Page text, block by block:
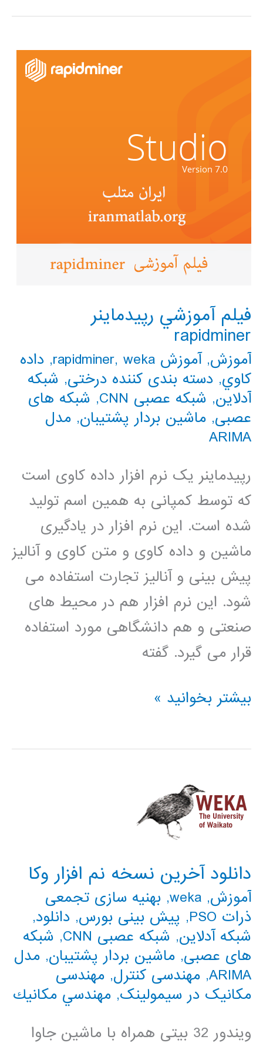
وارد
اکسل
فيلم آموزشي رپيدماينر
rapidminer
آموزش,آموزش rapidminer , weka
, داده
كاوي, دسته بندی کننده درختی, شبکه
آدلاین, شبکه عصبی CNN , شبکه های
عصبی, ماشین بردار پشتیبان, مدل
ARIMA
رپیدماینر یک نرم افزار داده کاوی است
که توسط کمپانی به همین اسم تولید
شده است. این نرم افزار در یادگیری
ماشین و داده کاوی و متن کاوی و آنالیز
پیش بینی و آنالیز تجارت استفاده می
شود. این نرم افزار هم در محیط های
صنعتی و هم دانشگاهی مورد استفاده
قرار می گیرد. گفته
فيلم
رپيدماينر
بیشتر بخوانید »
دانلود آخرین نسخه نم افزار وکا
آموزش,
weka
, بهنیه سازی تجمعی
ذرات PSO
, پیش بینی بورس, دانلود,
شبکه آدلاین, شبکه عصبی CNN , شبکه
های عصبی, ماشین بردار پشتیبان, مدل
ARIMA
, مهندسی کنترل, مهندسی
مکانیک در سیمولینک, مهندسي مكانيك
ویندور 32 بیتی همراه با ماشین جاوا